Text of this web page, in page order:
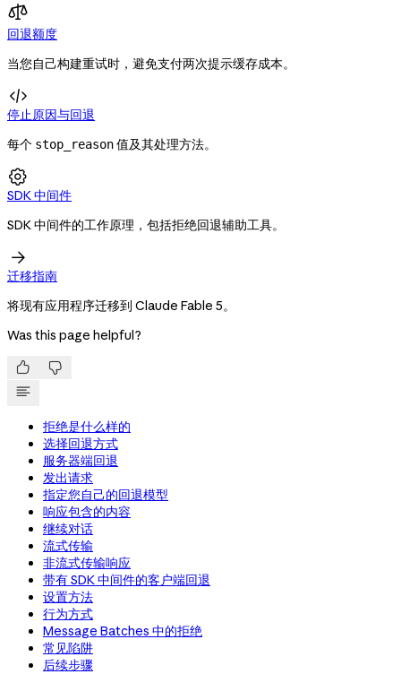
回退额度
当您自己构建重试时，避免支付两次提示缓存成本。

停止原因与回退
每个 stop_reason值及其处理方法。

SDK 中间件
SDK 中间件的工作原理，包括拒绝回退辅助工具。

迁移指南
将现有应用程序迁移到 Claude Fable 5。
Was this page helpful?
 
拒绝是什么样的
选择回退方式
服务器端回退
发出请求
指定您自己的回退模型
响应包含的内容
继续对话
流式传输
非流式传输响应
带有 SDK 中间件的客户端回退
设置方法
行为方式
Message Batches 中的拒绝
常见陷阱
后续步骤